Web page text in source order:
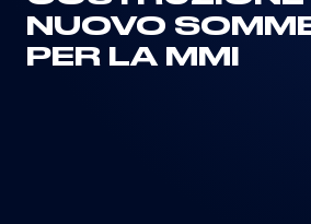
NUOVO
PER LA MMI